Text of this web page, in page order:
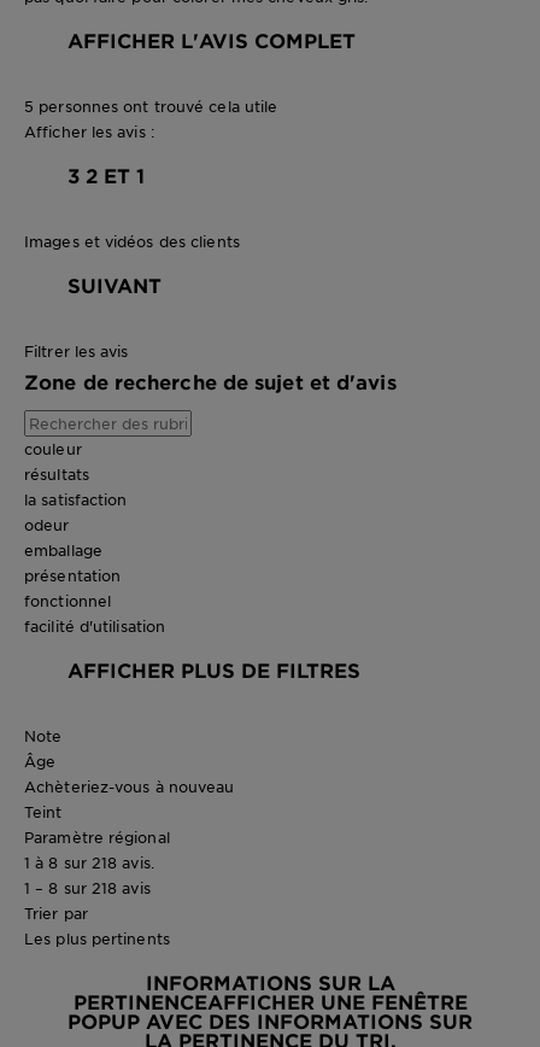
AFFICHER L'AVIS COMPLET
5 personnes ont trouvé cela utile
Afficher les avis :
3 2 ET 1
Images et vidéos des clients
SUIVANT
Filtrer les avis
Zone de recherche de sujet et d'avis
couleur
résultats
la satisfaction
odeur
emballage
présentation
fonctionnel
facilité d'utilisation
AFFICHER PLUS DE FILTRES
Note
Âge
Achèteriez-vous à nouveau
Teint
Paramètre régional
1 à 8 sur 218 avis.
1 – 8 sur 218 avis
Trier par
Les plus pertinents
INFORMATIONS SUR LA
PERTINENCEAFFICHER UNE FENÊTRE
POPUP AVEC DES INFORMATIONS SUR
LA PERTINENCE DU TRI.